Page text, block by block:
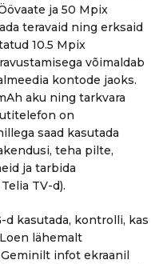
ja 50 Mpix
teravaid ning erksaid
10.5 Mpix
võimaldab
kontode jaoks.
aku ning tarkvara
on
saad kasutada
teha pilte,
ja tarbida
TV-d).
d kasutada, kontrolli, kas
lähemalt
infot ekraanil